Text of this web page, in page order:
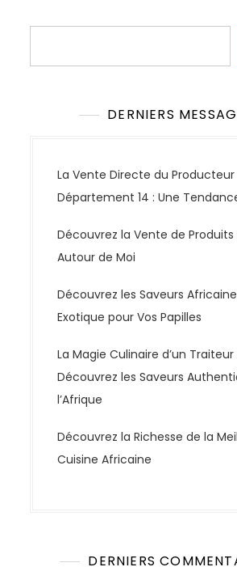
DERNIERS
La Vente Directe du Producteur
Département 14 : Une
Découvrez la Vente de Produits
Autour de Moi
Découvrez les Saveurs
Exotique pour Vos Papilles
La Magie Culinaire d’un Traiteur
Découvrez les Saveurs
l’Afrique
Découvrez la Richesse de la
Cuisine Africaine
DERNIERS